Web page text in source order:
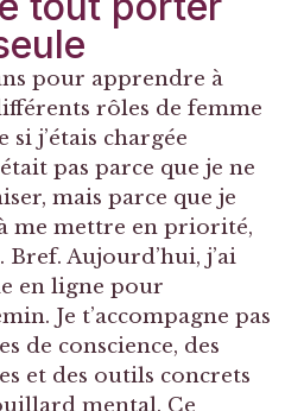
pour apprendre à
rôles de femme
j’étais chargée
pas parce que je ne
mais parce que je
me mettre en priorité,
Bref. Aujourd’hui, j’ai
en ligne pour
Je t’accompagne pas
de conscience, des
et des outils concrets
mental. Ce